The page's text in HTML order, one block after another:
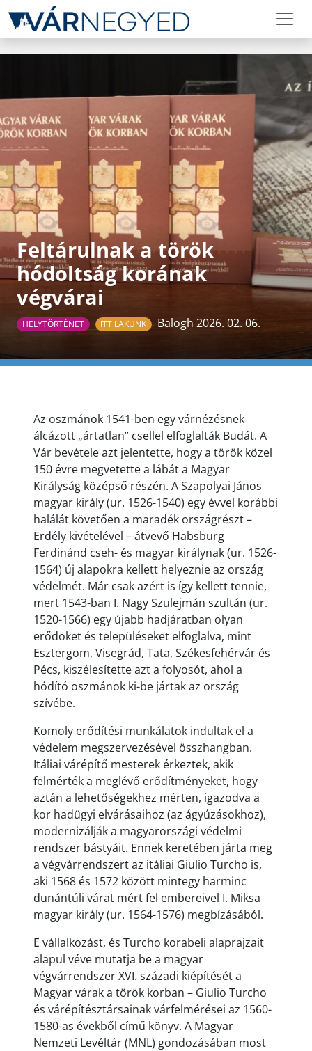
Feltárulnak a török
hódoltság korának
végvárai
HELYTÖRTÉNET ITT LAKUNK Balogh 2026. 02. 06.
Az oszmánok 1541-ben egy várnézésnek
álcázott „ártatlan” csellel elfoglalták Budát. A
Vár bevétele azt jelentette, hogy a török közel
150 évre megvetette a lábát a Magyar
Királyság középső részén. A Szapolyai János
magyar király (ur. 1526-1540) egy évvel korábbi
halálát követően a maradék országrészt –
Erdély kivételével – átvevő Habsburg
Ferdinánd cseh- és magyar királynak (ur. 1526-
1564) új alapokra kellett helyeznie az ország
védelmét. Már csak azért is így kellett tennie,
mert 1543-ban I. Nagy Szulejmán szultán (ur.
1520-1566) egy újabb hadjáratban olyan
erődöket és településeket elfoglalva, mint
Esztergom, Visegrád, Tata, Székesfehérvár és
Pécs, kiszélesítette azt a folyosót, ahol a
hódító oszmánok ki-be jártak az ország
szívébe.
Komoly erődítési munkálatok indultak el a
védelem megszervezésével összhangban.
Itáliai várépítő mesterek érkeztek, akik
felmérték a meglévő erődítményeket, hogy
aztán a lehetőségekhez mérten, igazodva a
kor hadügyi elvárásaihoz (az ágyúzásokhoz),
modernizálják a magyarországi védelmi
rendszer bástyáit. Ennek keretében járta meg
a végvárrendszert az itáliai Giulio Turcho is,
aki 1568 és 1572 között mintegy harminc
dunántúli várat mért fel embereivel I. Miksa
magyar király (ur. 1564-1576) megbízásából.
E vállalkozást, és Turcho korabeli alaprajzait
alapul véve mutatja be a magyar
végvárrendszer XVI. századi kiépítését a
Magyar várak a török korban – Giulio Turcho
és várépítésztársainak várfelmérései az 1560-
1580-as évekből című könyv. A Magyar
Nemzeti Levéltár (MNL) gondozásában most